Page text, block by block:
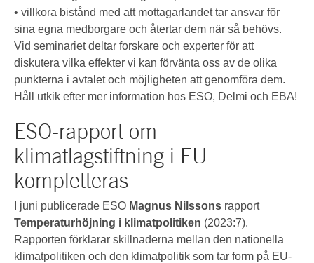
• villkora bistånd med att mottagarlandet tar ansvar för
sina egna medborgare och återtar dem när så behövs.
Vid seminariet deltar forskare och experter för att
diskutera vilka effekter vi kan förvänta oss av de olika
punkterna i avtalet och möjligheten att genomföra dem.
Håll utkik efter mer information hos ESO, Delmi och EBA!
ESO-rapport om
klimatlagstiftning i EU
kompletteras
I juni publicerade ESO Magnus Nilssons rapport
Temperaturhöjning i klimatpolitiken (2023:7).
Rapporten förklarar skillnaderna mellan den nationella
klimatpolitiken och den klimatpolitik som tar form på EU-